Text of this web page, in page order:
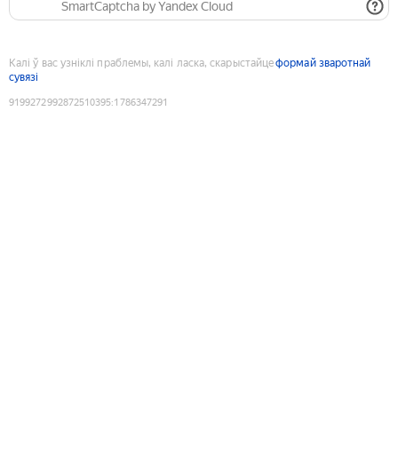
SmartCaptcha by Yandex Cloud
Калі ў вас узніклі праблемы, калі ласка, скарыстайцеформай зваротнай
сувязі
9199272992872510395:1786347291